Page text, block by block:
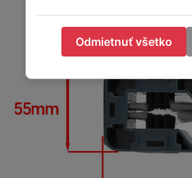
Odmietnuť všetko